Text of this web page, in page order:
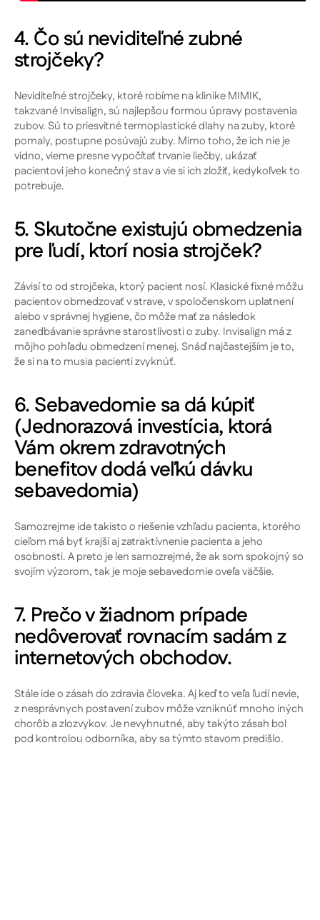
4. Čo sú neviditeľné zubné
strojčeky?
Neviditeľné strojčeky, ktoré robíme na klinike MIMIK,
takzvané Invisalign, sú najlepšou formou úpravy postavenia
zubov. Sú to priesvitné termoplastické dlahy na zuby, ktoré
pomaly, postupne posúvajú zuby. Mimo toho, že ich nie je
vidno, vieme presne vypočítať trvanie liečby, ukázať
pacientovi jeho konečný stav a vie si ich zložiť, kedykoľvek to
potrebuje.
5. Skutočne existujú obmedzenia
pre ľudí, ktorí nosia strojček?
Závisí to od strojčeka, ktorý pacient nosí. Klasické fixné môžu
pacientov obmedzovať v strave, v spoločenskom uplatnení
alebo v správnej hygiene, čo môže mať za následok
zanedbávanie správne starostlivosti o zuby. Invisalign má z
môjho pohľadu obmedzení menej. Snáď najčastejším je to,
že si na to musia pacienti zvyknúť.
6. Sebavedomie sa dá kúpiť
(Jednorazová investícia, ktorá
Vám okrem zdravotných
benefitov dodá veľkú dávku
sebavedomia)
Samozrejme ide takisto o riešenie vzhľadu pacienta, ktorého
cieľom má byť krajší aj zatraktívnenie pacienta a jeho
osobnosti. A preto je len samozrejmé, že ak som spokojný so
svojím výzorom, tak je moje sebavedomie oveľa väčšie.
7. Prečo v žiadnom prípade
nedôverovať rovnacím sadám z
internetových obchodov.
Stále ide o zásah do zdravia človeka. Aj keď to veľa ľudí nevie,
z nesprávnych postavení zubov môže vzniknúť mnoho iných
chorôb a zlozvykov. Je nevyhnutné, aby takýto zásah bol
pod kontrolou odborníka, aby sa týmto stavom predišlo.